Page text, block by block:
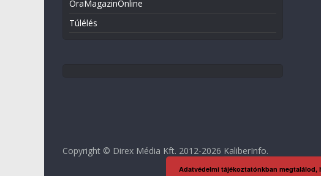
ÓraMagazinOnline
Túlélés
Copyright © Direx Média Kft. 2012-2026 KaliberInfo.
Adatvédelmi tájékoztatónkban